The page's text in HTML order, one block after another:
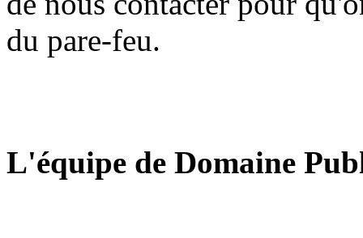
du pare-feu.
L'équipe de Domaine